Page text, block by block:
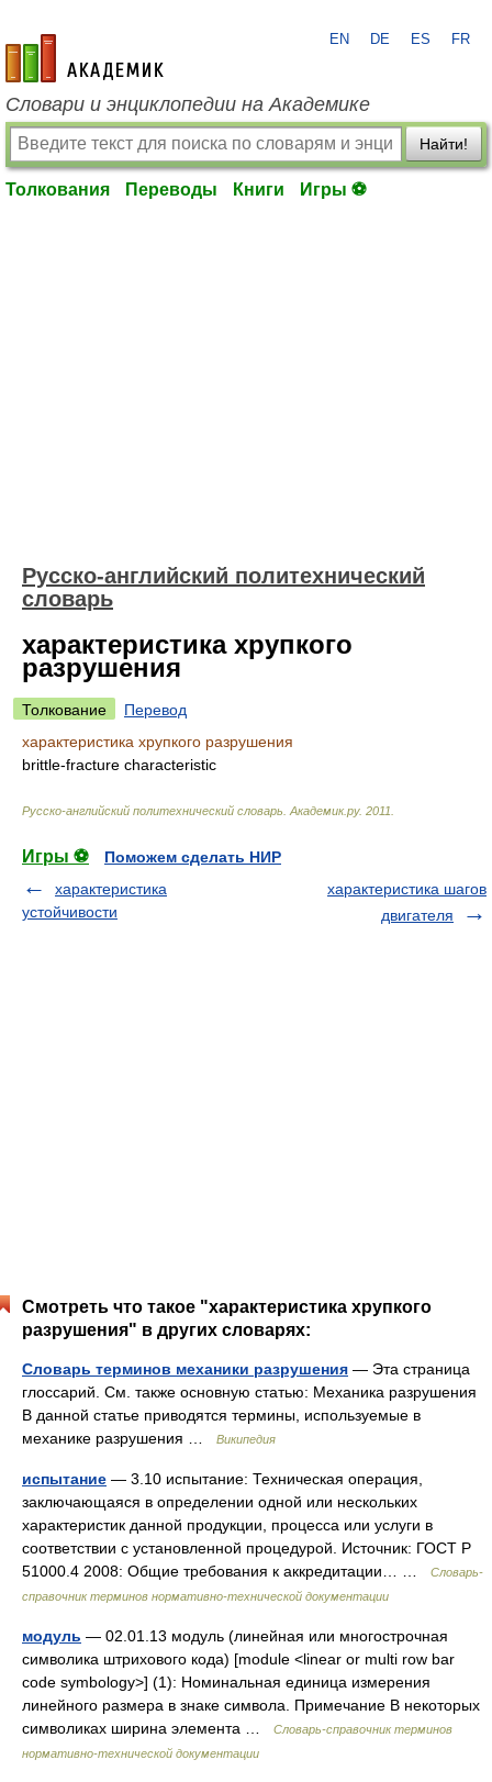
academic.ru
EN DE ES FR
Словари и энциклопедии на Академике
Найти!
Толкования Переводы Книги Игры ⚽
Русско-английский политехнический
словарь
характеристика хрупкого
разрушения
Толкование
Перевод
характеристика хрупкого разрушения
brittle-fracture characteristic
Русско-английский политехнический словарь Академик.ру. 2011
Игры ⚽
Поможем сделать НИР
характеристика
устойчивости
характеристика шагов
двигателя
Смотреть что такое "характеристика хрупкого
разрушения" в других словарях:
Словарь терминов механики разрушения — Эта страница
глоссарий. См. также основную статью: Механика разрушения
В данной статье приводятся термины, используемые в
механике разрушения …
Википедия
испытание — 3.10 испытание: Техническая операция,
заключающаяся в определении одной или нескольких
характеристик данной продукции, процесса или услуги в
соответствии с установленной процедурой. Источник: ГОСТ Р
51000.4 2008: Общие требования к аккредитации… …
Словарь-
справочник терминов нормативно-технической документации
модуль — 02.01.13 модуль (линейная или многострочная
символика штрихового кода) [module <linear or multi row bar
code symbology>] (1): Номинальная единица измерения
линейного размера в знаке символа. Примечание В некоторых
символиках ширина элемента …
Словарь-справочник терминов
нормативно-технической документации